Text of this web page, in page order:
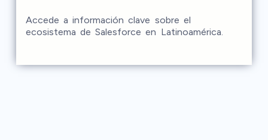
Accede a información clave sobre el
ecosistema de Salesforce en Latinoamérica.
y los niveles de experiencia para ayudarte a